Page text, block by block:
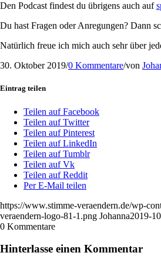
Den Podcast findest du übrigens auch auf
Du hast Fragen oder Anregungen? Dann
Natürlich freue ich mich auch sehr über
30. Oktober 2019/0 Kommentare/von
Eintrag teilen
Teilen auf Facebook
Teilen auf Twitter
Teilen auf Pinterest
Teilen auf LinkedIn
Teilen auf Tumblr
Teilen auf Vk
Teilen auf Reddit
Per E-Mail teilen
https://www.stimme-veraendern.de/wp-
veraendern-logo-81-1.png Johanna2019-
0 Kommentare
Hinterlasse einen Kommentar